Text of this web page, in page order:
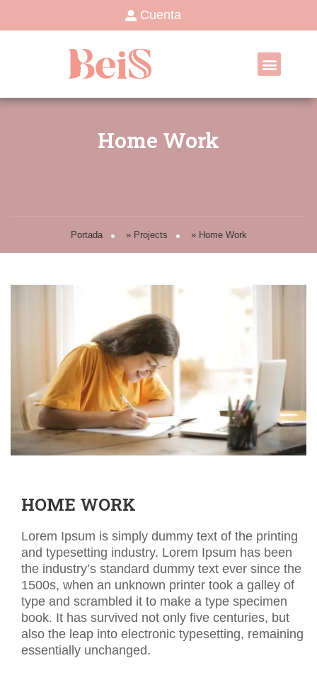
Cuenta
Home Work
Portada » Projects » Home Work
HOME WORK
Lorem Ipsum is simply dummy text of the printing
and typesetting industry. Lorem Ipsum has been
the industry’s standard dummy text ever since the
1500s, when an unknown printer took a galley of
type and scrambled it to make a type specimen
book. It has survived not only five centuries, but
also the leap into electronic typesetting, remaining
essentially unchanged.